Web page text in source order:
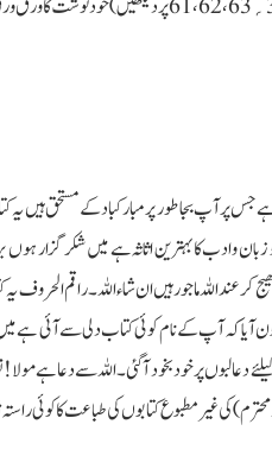
کا بہترین اثاثہ ہے میں شکر گزار ہوں
ماجور ہیں ان شاءاللہ۔راقم الحروف یہ
کہ آپ کے نام کوئی کتاب دلی سے آئی ہے میں
دعا لبوں پر خود بخود آگئی۔اللہ سے دعا ہے
غیر مطبوع کتابوں کی طباعت کا کوئی